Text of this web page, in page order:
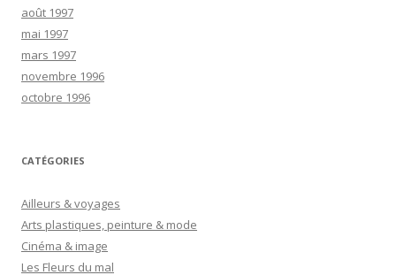
août 1997
mai 1997
mars 1997
novembre 1996
octobre 1996
CATÉGORIES
Ailleurs & voyages
Arts plastiques, peinture & mode
Cinéma & image
Les Fleurs du mal